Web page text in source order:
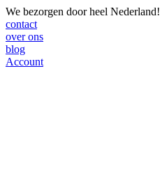
We bezorgen door heel Nederland!
contact
over ons
blog
Account